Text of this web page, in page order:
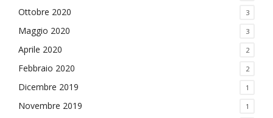
Ottobre 2020 3
Maggio 2020 3
Aprile 2020 2
Febbraio 2020 2
Dicembre 2019 1
Novembre 2019 1